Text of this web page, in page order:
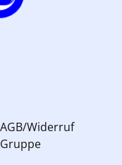
AGB/Widerruf